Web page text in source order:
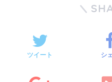
ツイート シ